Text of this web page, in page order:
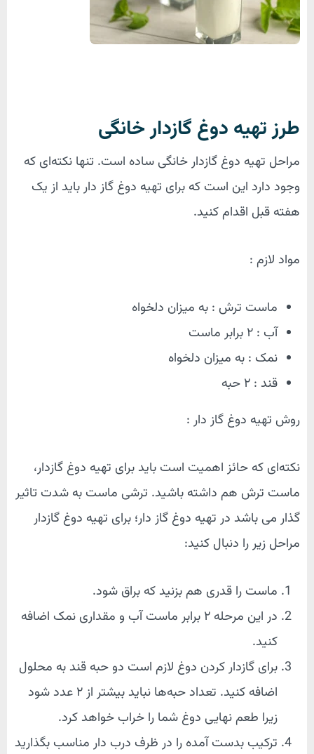
طرز تهیه دوغ گازدار خانگی
مراحل تهیه دوغ گازدار خانگی ساده است. تنها نکته‌ای که
وجود دارد این است که برای تهیه دوغ گاز دار باید از یک
هفته قبل اقدام کنید.
مواد لازم :
ماست ترش : به میزان دلخواه
آب : ۲ برابر ماست
نمک : به میزان دلخواه
قند : ۲ حبه
روش تهیه دوغ گاز دار :
نکته‌ای که حائز اهمیت است باید برای تهیه دوغ گازدار،
ماست ترش هم داشته باشید. ترشی ماست به شدت تاثیر
گذار می باشد در تهیه دوغ گاز دار؛ برای تهیه دوغ گازدار
مراحل زیر را دنبال کنید:
ماست را قدری هم بزنید که براق شود.
در این مرحله ۲ برابر ماست آب و مقداری نمک اضافه
کنید.
برای گازدار کردن دوغ لازم است دو حبه قند به محلول
اضافه کنید. تعداد حبه‌ها نباید بیشتر از ۲ عدد شود
زیرا طعم نهایی دوغ شما را خراب خواهد کرد.
ترکیب بدست آمده را در ظرف درب دار مناسب بگذارید